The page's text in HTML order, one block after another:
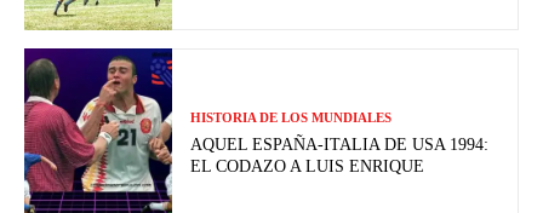
HISTORIA DE LOS MUNDIALES
AQUEL ESPAÑA-ITALIA DE USA 1994:
EL CODAZO A LUIS ENRIQUE